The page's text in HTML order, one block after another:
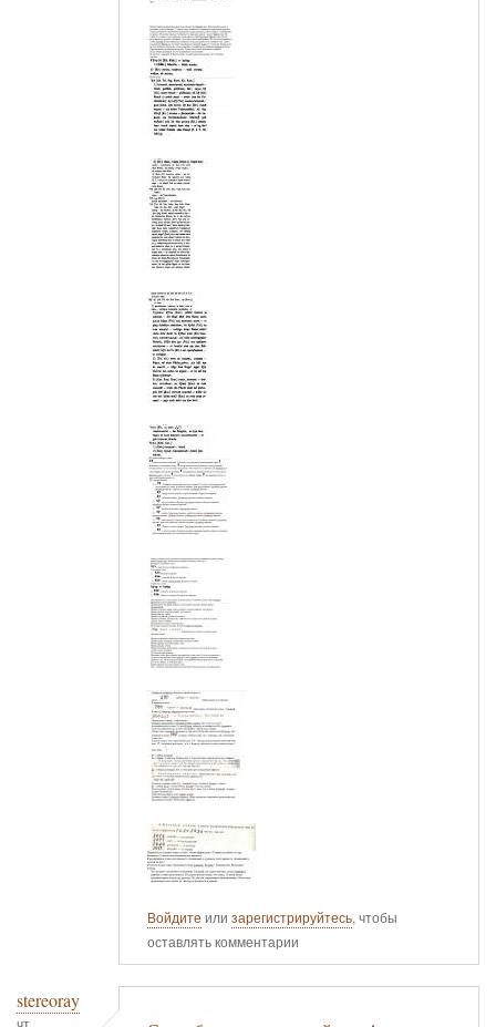
Войдите или зарегистрируйтесь, чтобы
оставлять комментарии
stereoray